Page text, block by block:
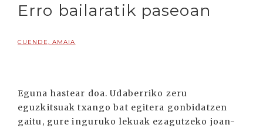
Erro bailaratik paseoan
CUENDE, AMAIA
Eguna hastear doa. Udaberriko zeru
eguzkitsuak txango bat egitera gonbidatzen
gaitu, gure inguruko lekuak ezagutzeko joan-